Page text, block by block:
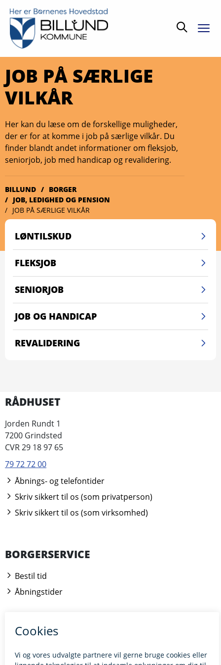
Søg
JOB PÅ SÆRLIGE
VILKÅR
Her kan du læse om de forskellige muligheder,
der er for at komme i job på særlige vilkår. Du
finder blandt andet informationer om fleksjob,
seniorjob, job med handicap og revalidering.
BILLUND
BORGER
JOB, LEDIGHED OG PENSION
JOB PÅ SÆRLIGE VILKÅR
LØNTILSKUD
FLEKSJOB
SENIORJOB
JOB OG HANDICAP
REVALIDERING
RÅDHUSET
Jorden Rundt 1
7200 Grindsted
CVR 29 18 97 65
79 72 72 00
Åbnings- og telefontider
Skriv sikkert til os (som privatperson)
Skriv sikkert til os (som virksomhed)
BORGERSERVICE
Bestil tid
Åbningstider
BILLUND.DK